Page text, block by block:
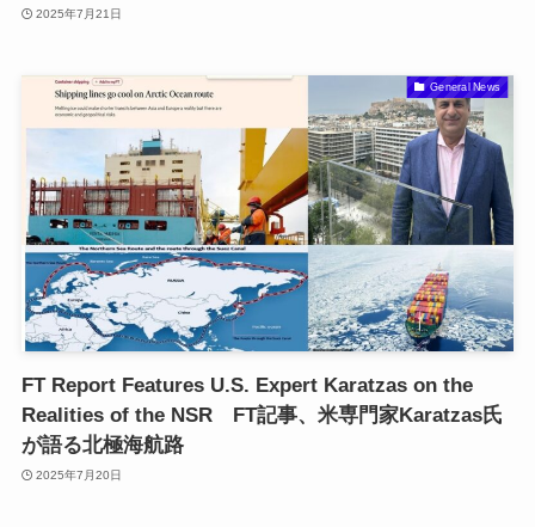
2025年7月21日
General News
FT Report Features U.S. Expert Karatzas on the
Realities of the NSR FT記事、米専門家Karatzas氏
が語る北極海航路
2025年7月20日